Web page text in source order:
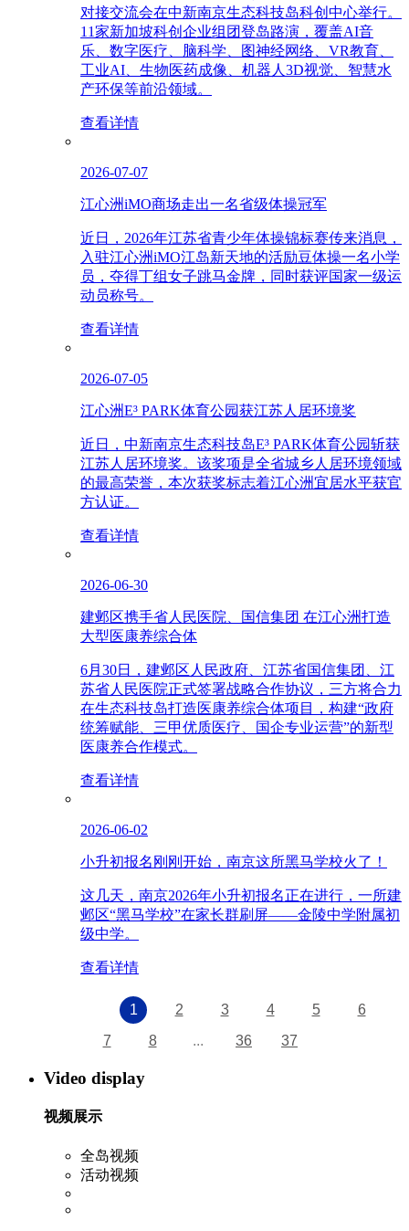
对接交流会在中新南京生态科技岛科创中心举行。
11家新加坡科创企业组团登岛路演，覆盖AI音
乐、数字医疗、脑科学、图神经网络、VR教育、
工业AI、生物医药成像、机器人3D视觉、智慧水
产环保等前沿领域。
查看详情
2026-07-07
江心洲iMO商场走出一名省级体操冠军
近日，2026年江苏省青少年体操锦标赛传来消息，
入驻江心洲iMO江岛新天地的活励豆体操一名小学
员，夺得丁组女子跳马金牌，同时获评国家一级运
动员称号。
查看详情
2026-07-05
江心洲E³ PARK体育公园获江苏人居环境奖
近日，中新南京生态科技岛E³ PARK体育公园斩获
江苏人居环境奖。该奖项是全省城乡人居环境领域
的最高荣誉，本次获奖标志着江心洲宜居水平获官
方认证。
查看详情
2026-06-30
建邺区携手省人民医院、国信集团 在江心洲打造
大型医康养综合体
6月30日，建邺区人民政府、江苏省国信集团、江
苏省人民医院正式签署战略合作协议，三方将合力
在生态科技岛打造医康养综合体项目，构建“政府
统筹赋能、三甲优质医疗、国企专业运营”的新型
医康养合作模式。
查看详情
2026-06-02
小升初报名刚刚开始，南京这所黑马学校火了！
这几天，南京2026年小升初报名正在进行，一所建
邺区“黑马学校”在家长群刷屏——金陵中学附属初
级中学。
查看详情
1 2 3 4 5
6
7
8 ... 36 37
Video display
视频展示
全岛视频
活动视频